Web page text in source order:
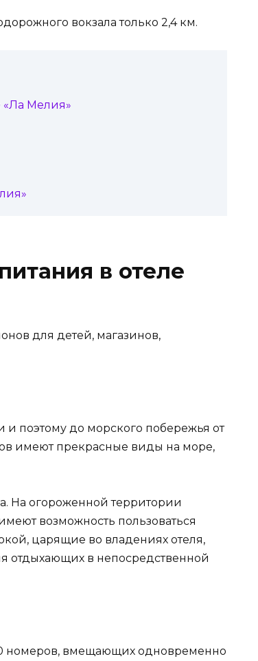
вокзала только 2,4 км.
«Ла Мелия»
в отеле
для детей, магазинов,
поэтому до морского побережья от
имеют прекрасные виды на море,
На огороженной территории
возможность пользоваться
царящие во владениях отеля,
отдыхающих в непосредственной
номеров, вмещающих одновременно